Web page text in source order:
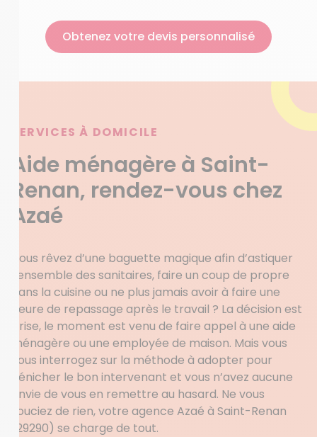
Obtenez votre devis personnalisé
SERVICES À DOMICILE
Aide ménagère à Saint-
Renan, rendez-vous chez
Azaé
Vous rêvez d’une baguette magique afin d’astiquer
l’ensemble des sanitaires, faire un coup de propre
dans la cuisine ou ne plus jamais avoir à faire une
heure de repassage après le travail ? La décision est
prise, le moment est venu de faire appel à une aide
ménagère ou une employée de maison. Mais vous
vous interrogez sur la méthode à adopter pour
dénicher le bon intervenant et vous n’avez aucune
envie de vous en remettre au hasard. Ne vous
souciez de rien, votre agence Azaé à Saint-Renan
(29290) se charge de tout.